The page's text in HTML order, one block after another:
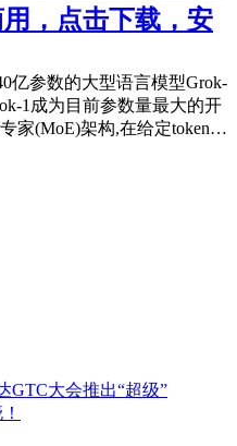
，点击下载，安
亿参数的大型语言模型Grok-
1成为目前参数量最大的开
家(MoE)架构,在给定token